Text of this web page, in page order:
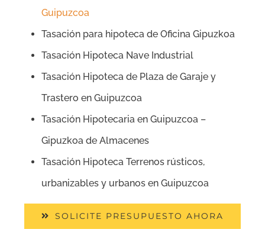
Guipuzcoa
Tasación para hipoteca de Oficina Gipuzkoa
Tasación Hipoteca Nave Industrial
Tasación Hipoteca de Plaza de Garaje y
Trastero en Guipuzcoa
Tasación Hipotecaria en Guipuzcoa –
Gipuzkoa de Almacenes
Tasación Hipoteca Terrenos rústicos,
urbanizables y urbanos en Guipuzcoa
SOLICITE PRESUPUESTO AHORA